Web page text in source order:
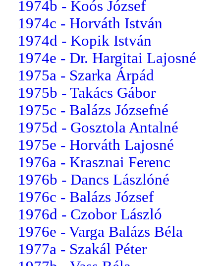
1974b - Koós József
1974c - Horváth István
1974d - Kopik István
1974e - Dr. Hargitai Lajosné
1975a - Szarka Árpád
1975b - Takács Gábor
1975c - Balázs Józsefné
1975d - Gosztola Antalné
1975e - Horváth Lajosné
1976a - Krasznai Ferenc
1976b - Dancs Lászlóné
1976c - Balázs József
1976d - Czobor László
1976e - Varga Balázs Béla
1977a - Szakál Péter